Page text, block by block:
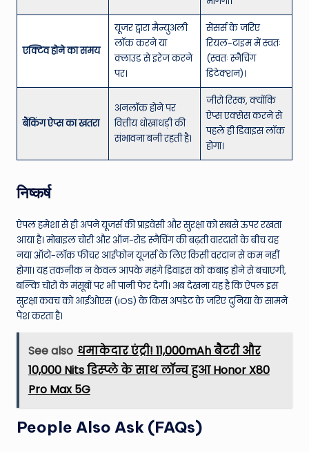
एक्टिव होने का समय
यूजर द्वारा मैन्युअली
लॉक करने या
क्लाउड से इरेज करने
पर।
सेंसर्स के जरिए
रियल-टाइम में स्वतः
(स्वतः स्नैचिंग
डिटेक्शन)।
बैंकिंग ऐप्स का खतरा
अनलॉक होने पर
वित्तीय धोखाधड़ी की
संभावना बनी रहती है।
जीरो रिस्क, क्योंकि
ऐप्स एक्सेस करने से
पहले ही डिवाइस लॉक
होगा।
निष्कर्ष
ऐपल हमेशा से ही अपने यूजर्स की प्राइवेसी और सुरक्षा को सबसे ऊपर रखता
आया है। मोबाइल चोरी और ऑन-रोड स्नैचिंग की बढ़ती वारदातों के बीच यह
नया ऑटो-लॉक फीचर आईफोन यूजर्स के लिए किसी वरदान से कम नहीं
होगा। यह तकनीक न केवल आपके महंगे डिवाइस को कबाड़ होने से बचाएगी,
बल्कि चोरों के मंसूबों पर भी पानी फेर देगी। अब देखना यह है कि ऐपल इस
सुरक्षा कवच को आईओएस (iOS) के किस अपडेट के जरिए दुनिया के सामने
पेश करता है।
See also धमाकेदार एंट्री! 11,000mAh बैटरी और
10,000 Nits डिस्प्ले के साथ लॉन्च हुआ Honor X80
Pro Max 5G
People Also Ask (FAQs)